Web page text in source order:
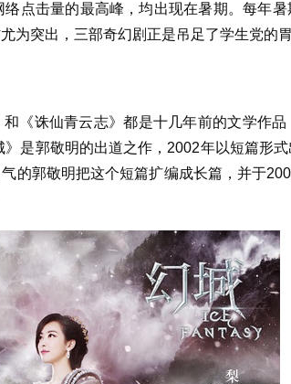
点击量的最高峰，均出现在暑期。每年暑
为突出，三部奇幻剧正是吊足了学生党的胃
《诛仙青云志》都是十几年前的文学作
是郭敬明的出道之作，2002年以短篇形式
的郭敬明把这个短篇扩编成长篇，并于